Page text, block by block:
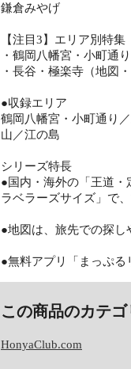
鎌倉みやげ
【注目3】エリア別特集
・鶴岡八幡宮・小町通
・長谷・極楽寺（地図
●収録エリア
鶴岡八幡宮・小町通り
山／江の島
シリーズ特長
●国内・海外の「王道
ラベラーズサイズ」で
●地図は、旅先での探し
●無料アプリ「まっぷる
この商品のカテゴ
HonyaClub.com